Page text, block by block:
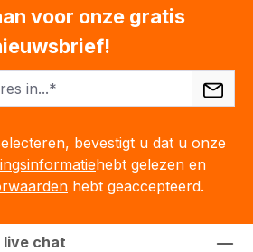
voor onze gratis
bevestigt u dat u onze
hebt gelezen en
hebt geaccepteerd.
live chat